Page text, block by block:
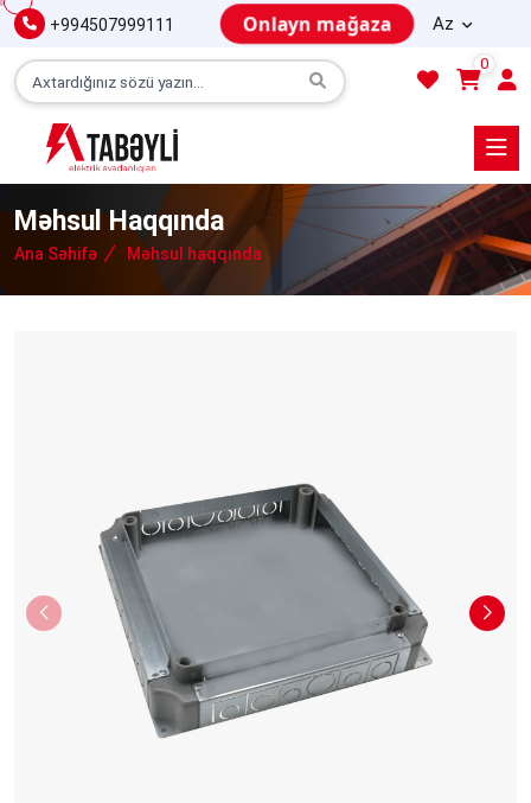
+994507999111 Onlayn mağaza Az
0
Məhsul Haqqında
Ana Səhifə Məhsul haqqında